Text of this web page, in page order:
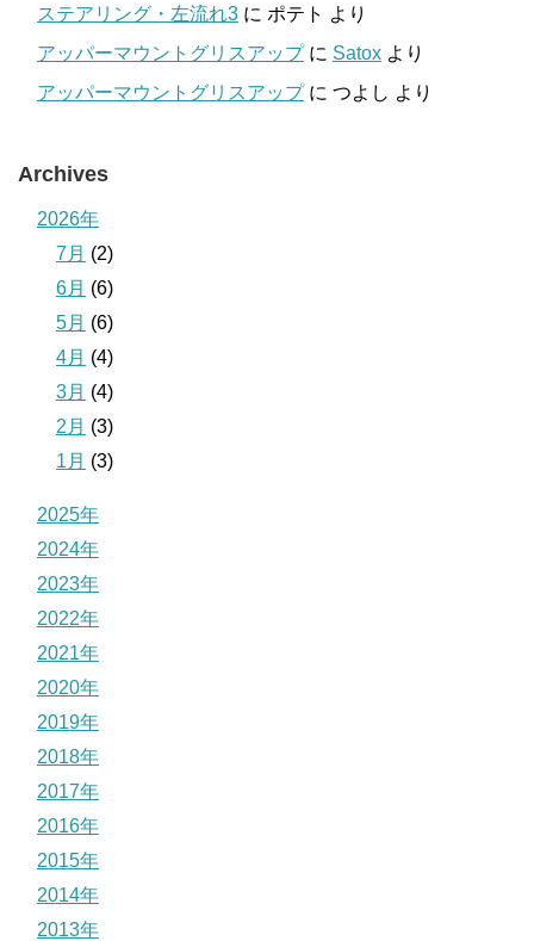
ステアリング・左流れ3 に ポテト より
アッパーマウントグリスアップに Satox より
アッパーマウントグリスアップに つよし より
Archives
2026年
7月 (2)
6月 (6)
5月 (6)
4月 (4)
3月 (4)
2月 (3)
1月 (3)
2025年
2024年
2023年
2022年
2021年
2020年
2019年
2018年
2017年
2016年
2015年
2014年
2013年